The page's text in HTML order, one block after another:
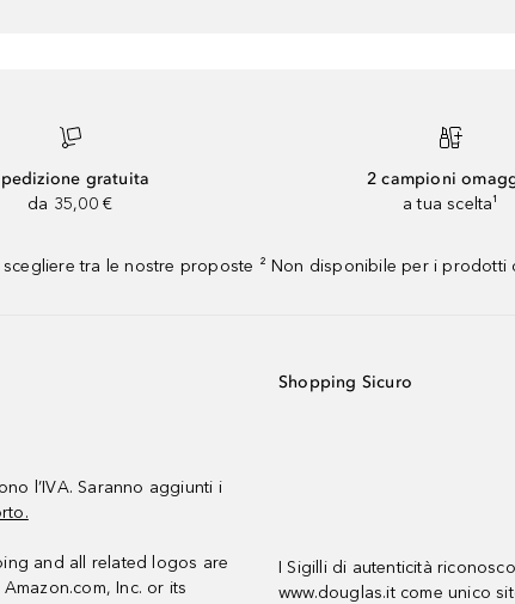
gratuita
da 35,00 €
2 campioni
a tua scelta¹
tra le nostre proposte ² Non disponibile per i prodotti
l’IVA. Saranno aggiunti i
and all related logos are
Inc. or its
Shopping Sicuro
I Sigilli di autenticità
www.douglas.it come unico